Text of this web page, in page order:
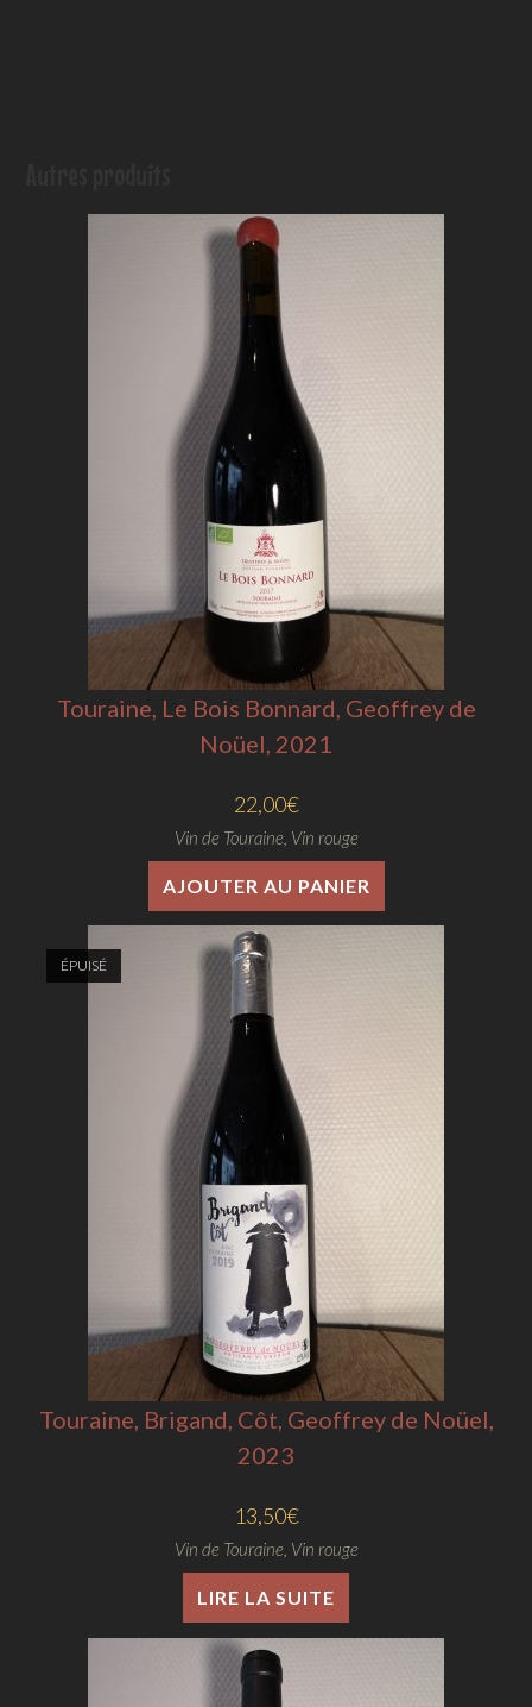
Touraine, Le Bois Bonnard, Geoffrey de
Noüel, 2021
22,00€
Vin de Touraine, Vin rouge
AJOUTER AU PANIER
ÉPUISÉ
Touraine, Brigand, Côt, Geoffrey de Noüel,
2023
13,50€
Vin de Touraine, Vin rouge
LIRE LA SUITE